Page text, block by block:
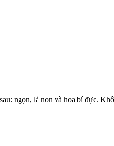
ngọn, lá non và hoa bí đực.